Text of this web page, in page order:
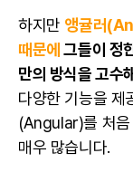
하지만 앵귤러
때문에그들이 정
만의 방식을 고수
다양한 기능을 제
(Angular)를 처음
매우 많습니다.